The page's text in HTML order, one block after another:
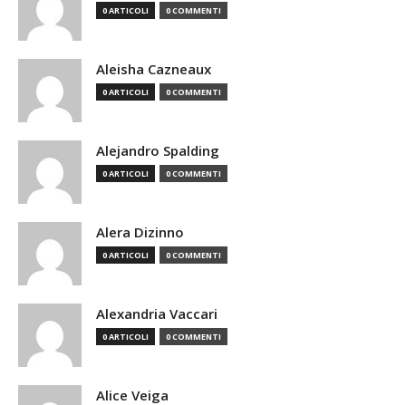
0 ARTICOLI 0 COMMENTI
Aleisha Cazneaux
0 ARTICOLI 0 COMMENTI
Alejandro Spalding
0 ARTICOLI 0 COMMENTI
Alera Dizinno
0 ARTICOLI 0 COMMENTI
Alexandria Vaccari
0 ARTICOLI 0 COMMENTI
Alice Veiga